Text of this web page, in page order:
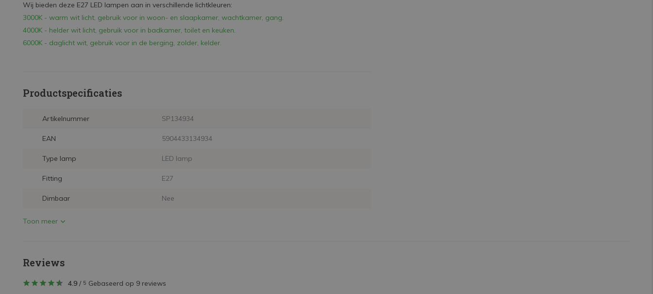
Wij bieden deze E27 LED lampen aan in verschillende lichtkleuren:
3000K - warm wit licht, gebruik voor in woon- en slaapkamer, wachtkamer, gang.
4000K - helder wit licht, gebruik voor in badkamer, toilet en keuken.
6000K - daglicht wit, gebruik voor in de berging, zolder, kelder.
Productspecificaties
Artikelnummer SP134934
EAN 5904433134934
Type lamp LED lamp
Fitting E27
Dimbaar Nee
Toon meer
Reviews
4.9 / 5 Gebaseerd op 9 reviews